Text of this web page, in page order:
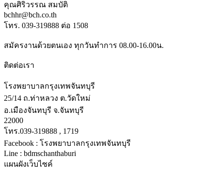
คุณศิริวรรณ สมบัติ
bchhr@bch.co.th
โทร. 039-319888 ต่อ 1508
สมัครงานด้วยตนเอง ทุกวันทำการ 08.00-16.00น.
ติดต่อเรา
โรงพยาบาลกรุงเทพจันทบุรี
25/14 ถ.ท่าหลวง ต.วัดใหม่
อ.เมืองจันทบุรี จ.จันทบุรี
22000
โทร.039-319888 , 1719
Facebook : โรงพยาบาลกรุงเทพจันทบุรี
Line : bdmschanthaburi
แผนผังเว็บไซค์